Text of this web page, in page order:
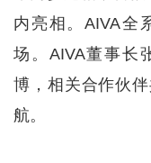
内亮相。AIVA全
场。AIVA董事长
博，相关合作伙
航。